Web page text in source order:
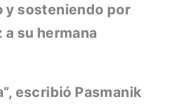
y sosteniendo por
su hermana
escribió Pasmanik